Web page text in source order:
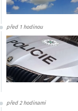
před 1 hodinou
před 2 hodinami